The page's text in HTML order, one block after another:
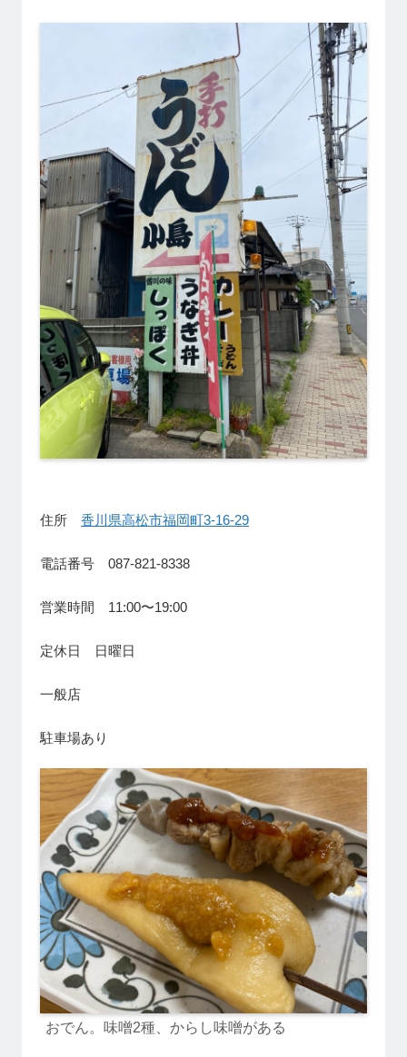
住所 香川県高松市福岡町3-16-29
電話番号 087-821-8338
営業時間 11:00〜19:00
定休日 日曜日
一般店
駐車場あり
おでん。味噌2種、からし味噌がある